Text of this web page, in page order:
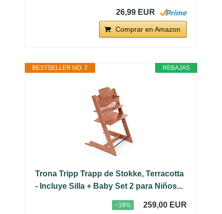
26,99 EUR
Comprar en Amazon
REBAJAS
BESTSELLER NO. 7
Trona Tripp Trapp de Stokke, Terracotta
- Incluye Silla + Baby Set 2 para Niños...
−19% 259,00 EUR